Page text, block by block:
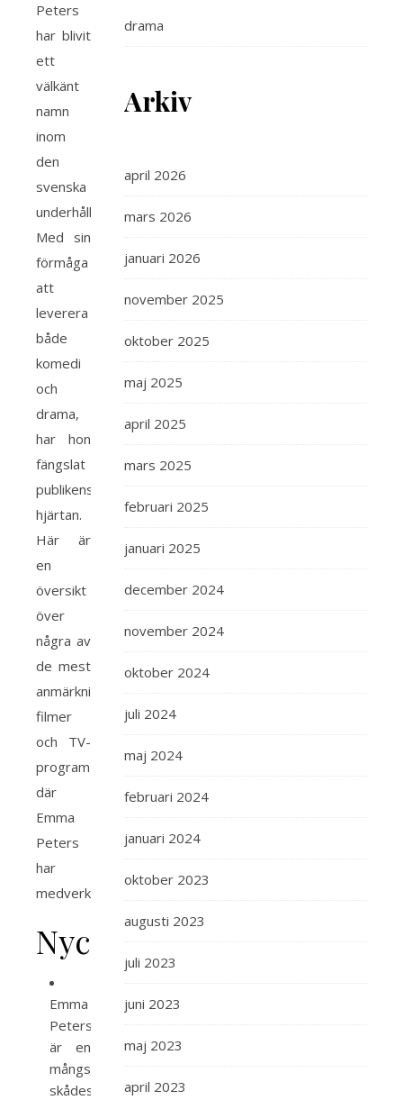
Peters
har blivit
ett
välkänt
namn
inom
den
svenska
underhållningsbranschen.
Med sin
förmåga
att
leverera
både
komedi
och
drama,
har hon
fängslat
publikens
hjärtan.
Här är
en
översikt
över
några av
de mest
anmärkningsvärda
filmer
och TV-
program
där
Emma
Peters
har
medverkat.
Nyckelinsikter
Emma
Peters
är en
mångsidig
skådespelerska
drama
Arkiv
april 2026
mars 2026
januari 2026
november 2025
oktober 2025
maj 2025
april 2025
mars 2025
februari 2025
januari 2025
december 2024
november 2024
oktober 2024
juli 2024
maj 2024
februari 2024
januari 2024
oktober 2023
augusti 2023
juli 2023
juni 2023
maj 2023
april 2023